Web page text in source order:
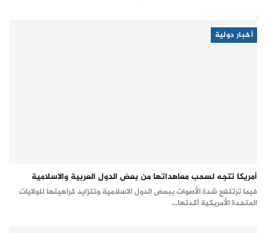
أخبار دولية
أمريكا تتجه لسحب معاهداتها من بعض الدول العربية والاسلامية
فيما ترتتفع شدة الأصوات ببعض الدول الاسلامية،وتتزايد كراهيتها للولايات
المتحدة الأمريكية أكدتها…